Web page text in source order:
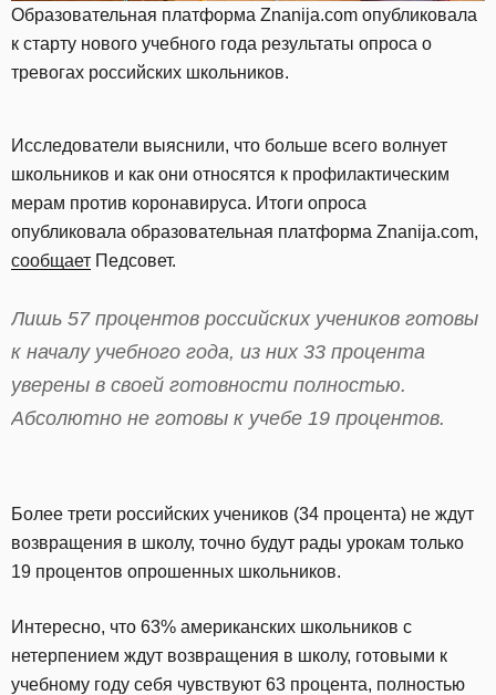
Образовательная платформа Znanija.com опубликовала
к старту нового учебного года результаты опроса о
тревогах российских школьников.
Исследователи выяснили, что больше всего волнует
школьников и как они относятся к профилактическим
мерам против коронавируса. Итоги опроса
опубликовала образовательная платформа Znanija.com,
сообщает Педсовет.
Лишь 57 процентов российских учеников готовы
к началу учебного года, из них 33 процента
уверены в своей готовности полностью.
Абсолютно не готовы к учебе 19 процентов.
Более трети российских учеников (34 процента) не ждут
возвращения в школу, точно будут рады урокам только
19 процентов опрошенных школьников.
Интересно, что 63% американских школьников с
нетерпением ждут возвращения в школу, готовыми к
учебному году себя чувствуют 63 процента, полностью